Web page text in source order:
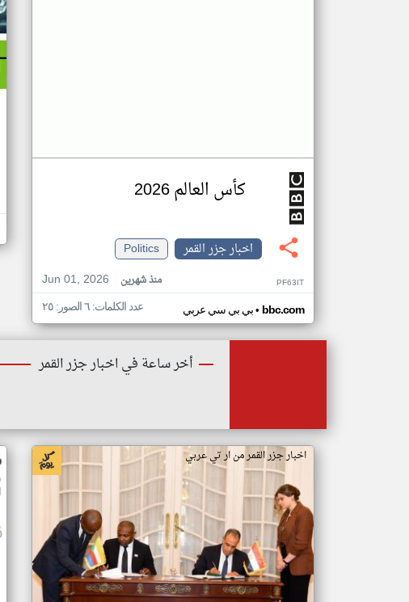
كأس العالم 2026
اخبار جزر القمر
Politics
Jun 01, 2026
منذ شهرين PF63IT
بي بي سي عربي• bbc.com عدد الكلمات: ٦ الصور: ٢٥
أخر ساعة في اخبار جزر القمر
اخبار جزر القمر من ار تي عربي